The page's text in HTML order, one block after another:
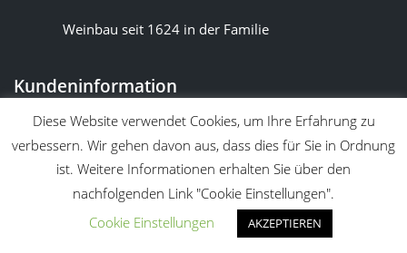
Weinbau seit 1624 in der Familie
Kundeninformation
AGBs
Widerruf
Impressum
Datenschutzerklärung
Diese Website verwendet Cookies, um Ihre Erfahrung zu
verbessern. Wir gehen davon aus, dass dies für Sie in Ordnung
ist. Weitere Informationen erhalten Sie über den
nachfolgenden Link "Cookie Einstellungen".
Cookie Einstellungen
AKZEPTIEREN